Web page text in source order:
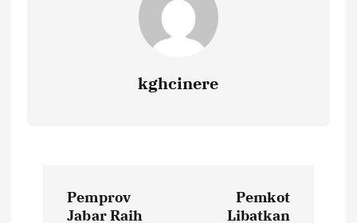
kghcinere
Pemprov
Jabar Raih
Pemkot
Libatkan